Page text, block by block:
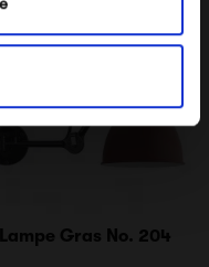
Lampe Gras No. 204